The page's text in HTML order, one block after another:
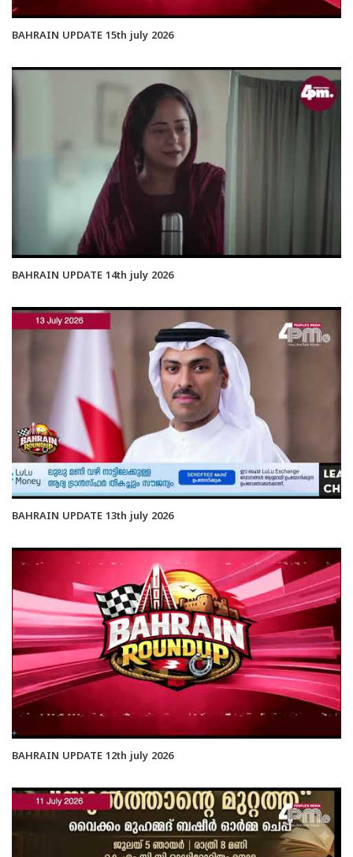
BAHRAIN UPDATE 15th july 2026
BAHRAIN UPDATE 14th july 2026
BAHRAIN UPDATE 13th july 2026
BAHRAIN UPDATE 12th july 2026